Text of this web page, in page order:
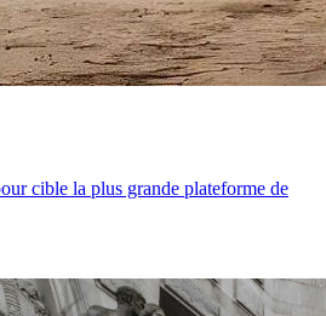
cible la plus grande plateforme de